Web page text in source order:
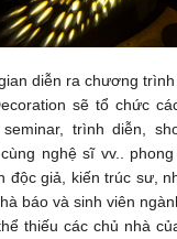
diễn ra chương
sẽ tổ chức
trình diễn,
nghệ sĩ vv..
độc giả, kiến trúc sư,
báo và sinh viên
thiếu các chủ nhà